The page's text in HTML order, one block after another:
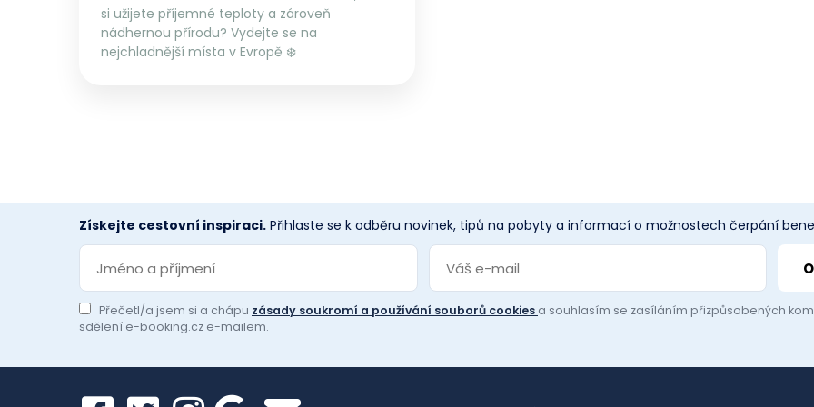
si užijete příjemné teploty a zároveň
nádhernou přírodu? Vydejte se na
nejchladnější místa v Evropě ❄️
Získejte cestovní inspiraci. Přihlaste se k odběru novinek, tipů na pobyty a informací o možnostech čerpání
Přečetl/a jsem si a chápu zásady soukromí a používání souborů cookies a souhlasím se zasíláním přizpůsobených
sdělení e-booking.cz e-mailem.